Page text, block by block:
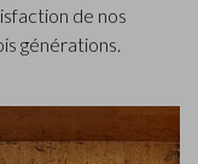
de nos
générations.